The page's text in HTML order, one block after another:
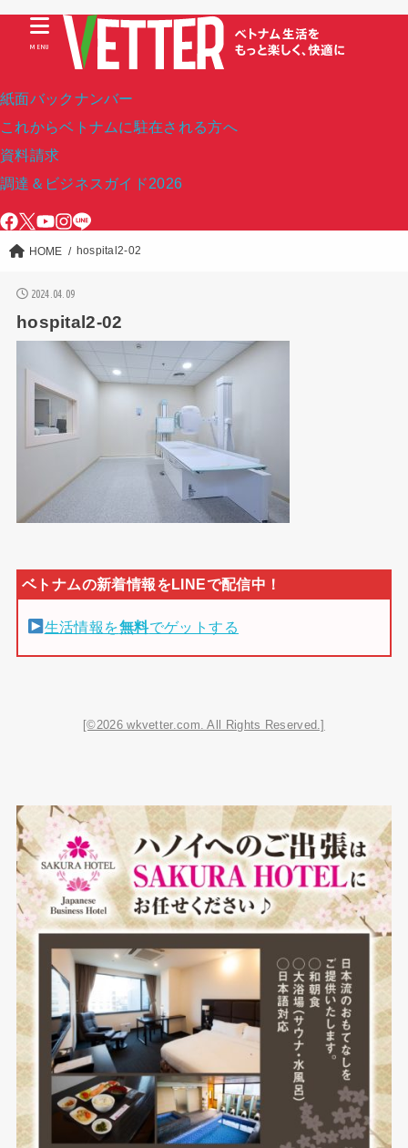
紙面バックナンバー
これからベトナムに駐在される方へ
資料請求
調達＆ビジネスガイド2026
MENU
HOME hospital2-02
2024.04.09
hospital2-02
生活情報を無料でゲットする
[©2026 wkvetter.com. All Rights Reserved.]